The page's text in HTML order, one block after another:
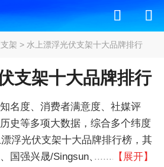
架 > 水上漂浮光伏支架十大品牌排行
支架十大品牌排行
名度、消费者满意度、社媒评
史等多项大数据，综合多个纬度
浮光伏支架十大品牌排行榜，其
国强兴晟/Singsun、安泰 【展开】